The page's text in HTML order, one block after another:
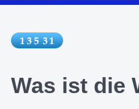
Was ist die